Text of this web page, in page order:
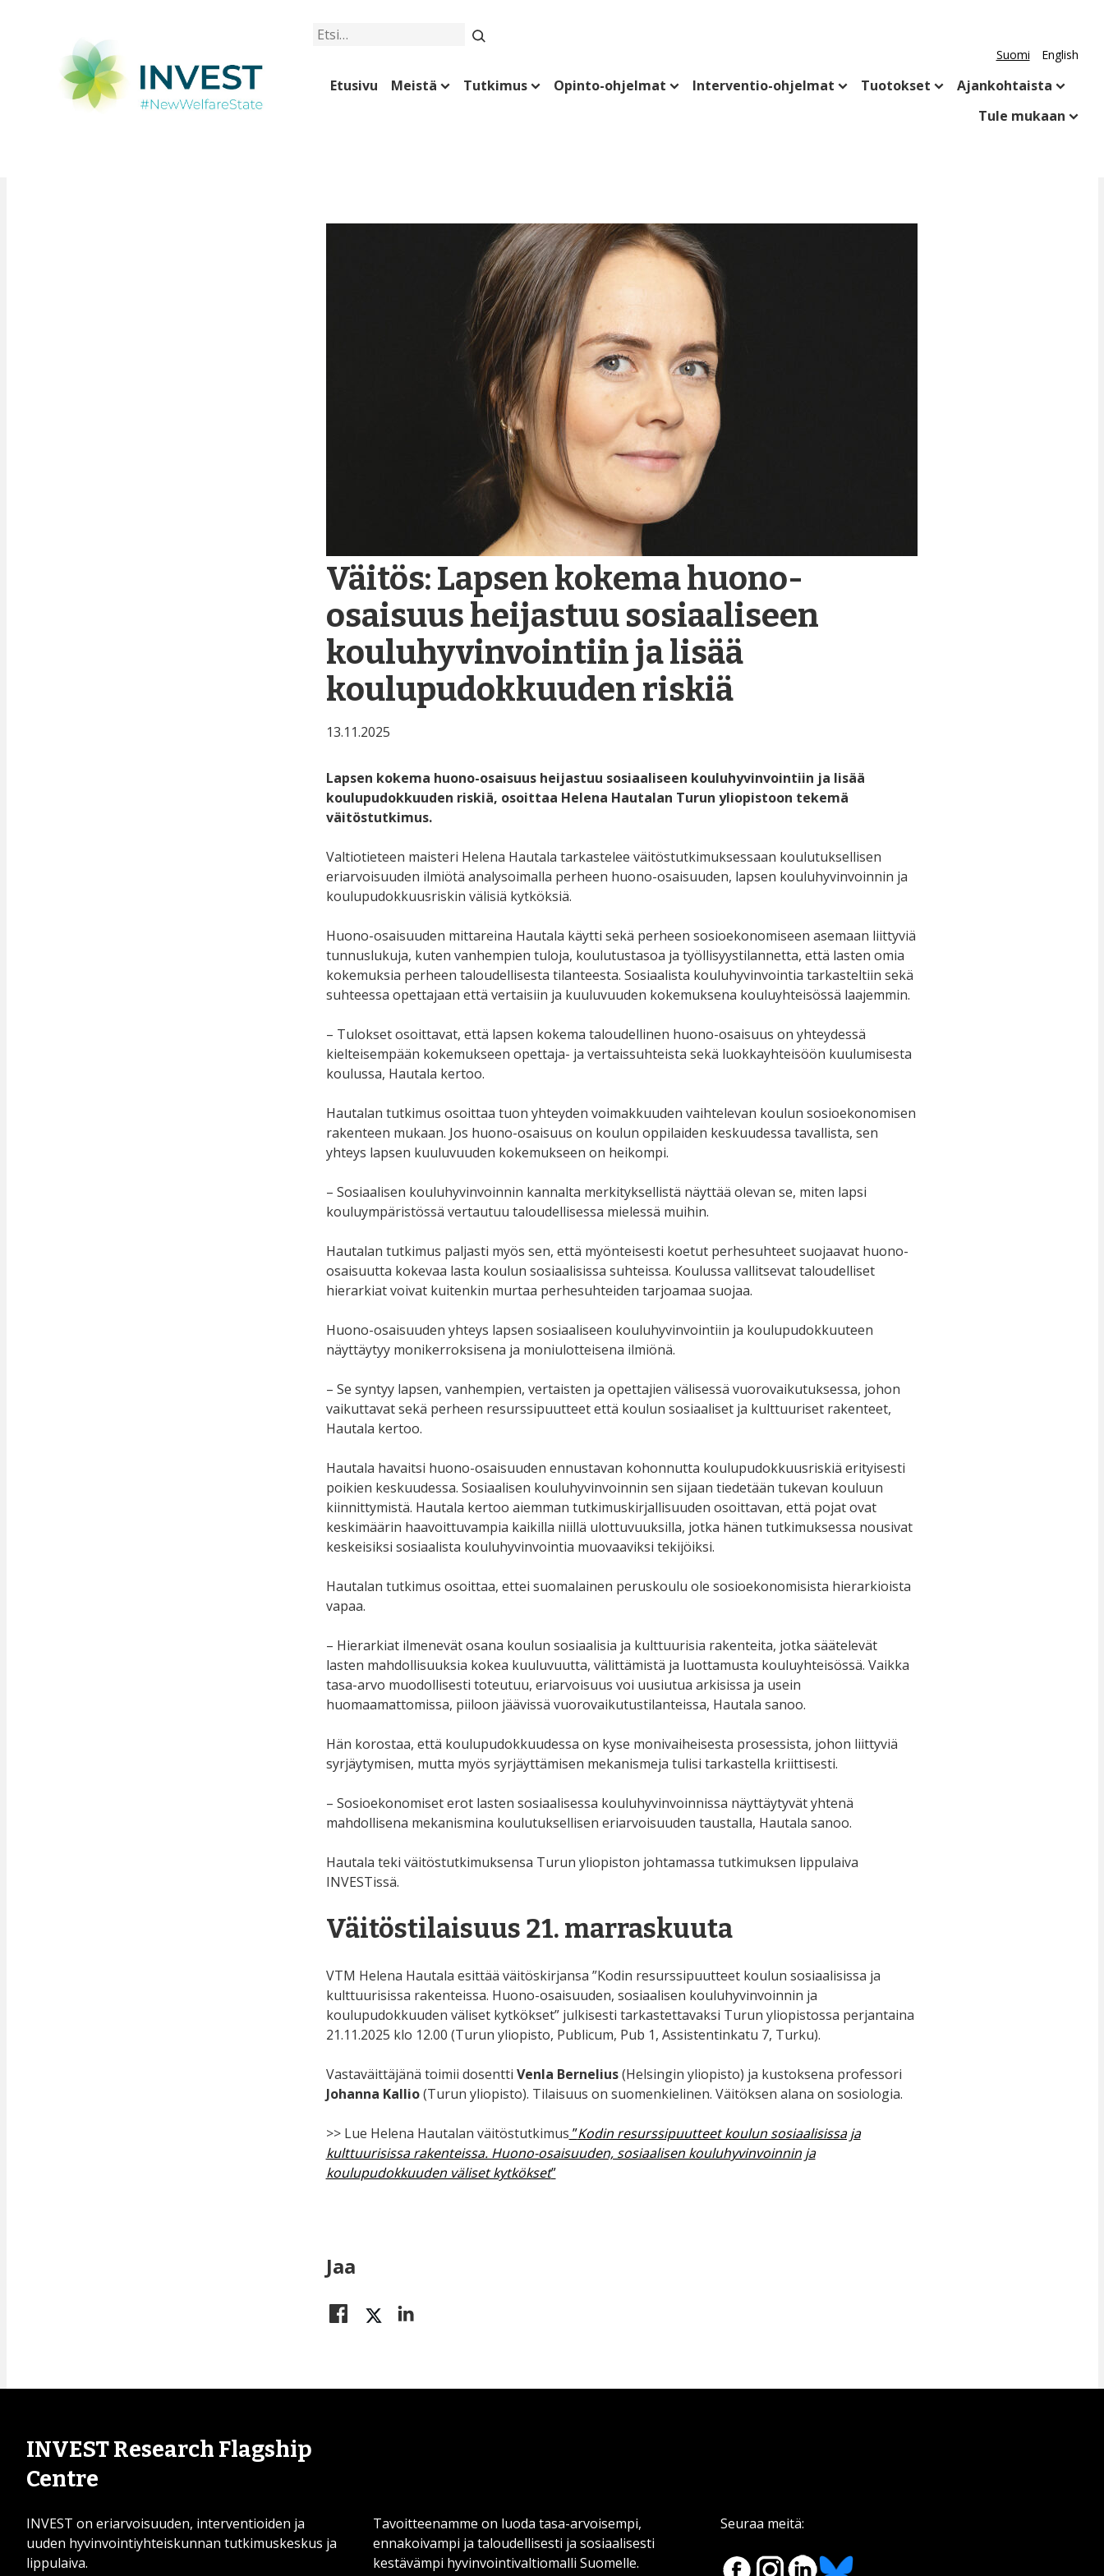
Etsi
Suomi English
Etusivu Meistä Tutkimus Opinto-ohjelmat Interventio-ohjelmat Tuotokset
Ajankohtaista
Tule mukaan
Väitös: Lapsen kokema huono-
osaisuus heijastuu sosiaaliseen
kouluhyvinvointiin ja lisää
koulupudokkuuden riskiä
13.11.2025
Lapsen kokema huono-osaisuus heijastuu sosiaaliseen kouluhyvinvointiin ja lisää
koulupudokkuuden riskiä, osoittaa Helena Hautalan Turun yliopistoon tekemä
väitöstutkimus.
Valtiotieteen maisteri Helena Hautala tarkastelee väitöstutkimuksessaan koulutuksellisen
eriarvoisuuden ilmiötä analysoimalla perheen huono-osaisuuden, lapsen kouluhyvinvoinnin ja
koulupudokkuusriskin välisiä kytköksiä.
Huono-osaisuuden mittareina Hautala käytti sekä perheen sosioekonomiseen asemaan liittyviä
tunnuslukuja, kuten vanhempien tuloja, koulutustasoa ja työllisyystilannetta, että lasten omia
kokemuksia perheen taloudellisesta tilanteesta. Sosiaalista kouluhyvinvointia tarkasteltiin sekä
suhteessa opettajaan että vertaisiin ja kuuluvuuden kokemuksena kouluyhteisössä laajemmin.
– Tulokset osoittavat, että lapsen kokema taloudellinen huono-osaisuus on yhteydessä
kielteisempään kokemukseen opettaja- ja vertaissuhteista sekä luokkayhteisöön kuulumisesta
koulussa, Hautala kertoo.
Hautalan tutkimus osoittaa tuon yhteyden voimakkuuden vaihtelevan koulun sosioekonomisen
rakenteen mukaan. Jos huono-osaisuus on koulun oppilaiden keskuudessa tavallista, sen
yhteys lapsen kuuluvuuden kokemukseen on heikompi.
– Sosiaalisen kouluhyvinvoinnin kannalta merkityksellistä näyttää olevan se, miten lapsi
kouluympäristössä vertautuu taloudellisessa mielessä muihin.
Hautalan tutkimus paljasti myös sen, että myönteisesti koetut perhesuhteet suojaavat huono-
osaisuutta kokevaa lasta koulun sosiaalisissa suhteissa. Koulussa vallitsevat taloudelliset
hierarkiat voivat kuitenkin murtaa perhesuhteiden tarjoamaa suojaa.
Huono-osaisuuden yhteys lapsen sosiaaliseen kouluhyvinvointiin ja koulupudokkuuteen
näyttäytyy monikerroksisena ja moniulotteisena ilmiönä.
– Se syntyy lapsen, vanhempien, vertaisten ja opettajien välisessä vuorovaikutuksessa, johon
vaikuttavat sekä perheen resurssipuutteet että koulun sosiaaliset ja kulttuuriset rakenteet,
Hautala kertoo.
Hautala havaitsi huono-osaisuuden ennustavan kohonnutta koulupudokkuusriskiä erityisesti
poikien keskuudessa. Sosiaalisen kouluhyvinvoinnin sen sijaan tiedetään tukevan kouluun
kiinnittymistä. Hautala kertoo aiemman tutkimuskirjallisuuden osoittavan, että pojat ovat
keskimäärin haavoittuvampia kaikilla niillä ulottuvuuksilla, jotka hänen tutkimuksessa nousivat
keskeisiksi sosiaalista kouluhyvinvointia muovaaviksi tekijöiksi.
Hautalan tutkimus osoittaa, ettei suomalainen peruskoulu ole sosioekonomisista hierarkioista
vapaa.
– Hierarkiat ilmenevät osana koulun sosiaalisia ja kulttuurisia rakenteita, jotka säätelevät
lasten mahdollisuuksia kokea kuuluvuutta, välittämistä ja luottamusta kouluyhteisössä. Vaikka
tasa-arvo muodollisesti toteutuu, eriarvoisuus voi uusiutua arkisissa ja usein
huomaamattomissa, piiloon jäävissä vuorovaikutustilanteissa, Hautala sanoo.
Hän korostaa, että koulupudokkuudessa on kyse monivaiheisesta prosessista, johon liittyviä
syrjäytymisen, mutta myös syrjäyttämisen mekanismeja tulisi tarkastella kriittisesti.
– Sosioekonomiset erot lasten sosiaalisessa kouluhyvinvoinnissa näyttäytyvät yhtenä
mahdollisena mekanismina koulutuksellisen eriarvoisuuden taustalla, Hautala sanoo.
Hautala teki väitöstutkimuksensa Turun yliopiston johtamassa tutkimuksen lippulaiva
INVESTissä.
Väitöstilaisuus 21. marraskuuta
VTM Helena Hautala esittää väitöskirjansa ”Kodin resurssipuutteet koulun sosiaalisissa ja
kulttuurisissa rakenteissa. Huono-osaisuuden, sosiaalisen kouluhyvinvoinnin ja
koulupudokkuuden väliset kytkökset” julkisesti tarkastettavaksi Turun yliopistossa perjantaina
21.11.2025 klo 12.00 (Turun yliopisto, Publicum, Pub 1, Assistentinkatu 7, Turku).
Vastaväittäjänä toimii dosentti Venla Bernelius(Helsingin yliopisto) ja kustoksena professori
Johanna Kallio(Turun yliopisto). Tilaisuus on suomenkielinen. Väitöksen alana on sosiologia.
>> Lue Helena Hautalan väitöstutkimus ”Kodin resurssipuutteet koulun sosiaalisissa ja
kulttuurisissa rakenteissa. Huono-osaisuuden, sosiaalisen kouluhyvinvoinnin ja
koulupudokkuuden väliset kytkökset”
Jaa
INVEST Research Flagship
Centre
INVEST on eriarvoisuuden, interventioiden ja
uuden hyvinvointiyhteiskunnan tutkimuskeskus ja
lippulaiva.
Tavoitteenamme on luoda tasa-arvoisempi,
ennakoivampi ja taloudellisesti ja sosiaalisesti
kestävämpi hyvinvointivaltiomalli Suomelle.
Seuraa meitä: